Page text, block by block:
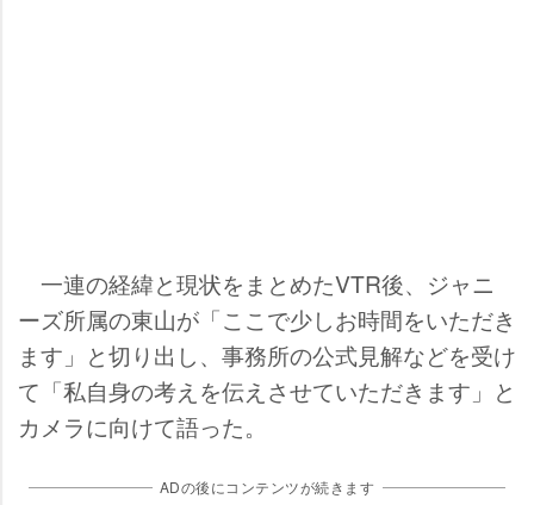
一連の経緯と現状をまとめたVTR後、ジャニ
ーズ所属の東山が「ここで少しお時間をいただき
ます」と切り出し、事務所の公式見解などを受け
て「私自身の考えを伝えさせていただきます」と
カメラに向けて語った。
ADの後にコンテンツが続きます